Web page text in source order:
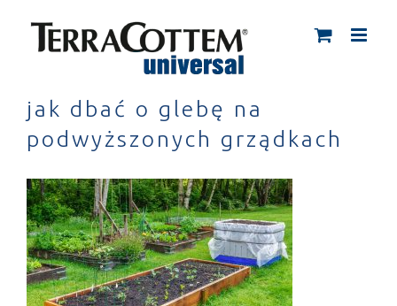
jak dbać o glebę na
podwyższonych grządkach